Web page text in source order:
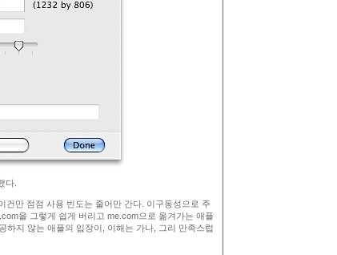
다.
건만 점점 사용 빈도는 줄어만 간다. 이구동성으로 주
을 그렇게 쉽게 버리고 me.com으로 옮겨가는 애플
하지 않는 애플의 입장이, 이해는 가나, 그리 만족스럽